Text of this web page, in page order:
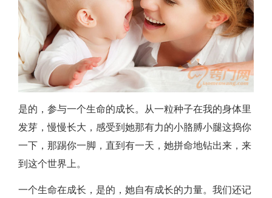
是的，参与一个生命的成长。从一粒种子在我的身体里
发芽，慢慢长大，感受到她那有力的小胳膊小腿这捣你
一下，那踢你一脚，直到有一天，她拼命地钻出来，来
到这个世界上。
一个生命在成长，是的，她自有成长的力量。我们还记